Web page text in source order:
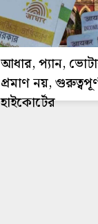
আধার, প্যান,
প্রমাণ নয়,
হাইকোর্টের